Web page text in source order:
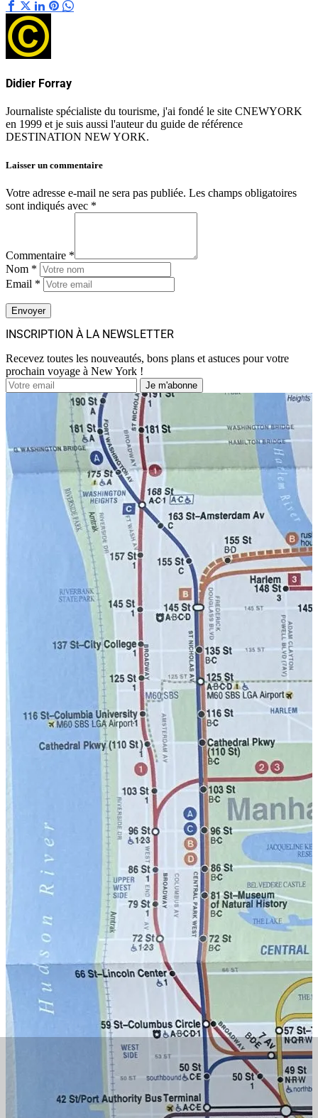
Didier Forray
Journaliste spécialiste du tourisme, j'ai fondé le site CNEWYORK
en 1999 et je suis aussi l'auteur du guide de référence
DESTINATION NEW YORK.
Laisser un commentaire
Votre adresse e-mail ne sera pas publiée. Les champs obligatoires
sont indiqués avec *
Commentaire *
Nom *
Email *
INSCRIPTION À LA NEWSLETTER
Recevez toutes les nouveautés, bons plans et astuces pour votre
prochain voyage à New York !
Je m'abonne